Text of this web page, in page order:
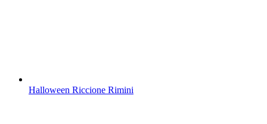
Halloween Riccione Rimini